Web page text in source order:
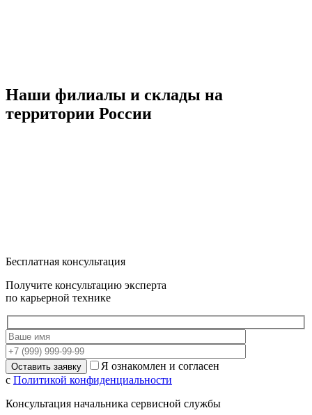
Наши филиалы и склады на
территории России
Бесплатная консультация
Получите консультацию эксперта
по карьерной технике
Я ознакомлен и согласен
с Политикой конфиденциальности
Консультация начальника сервисной службы